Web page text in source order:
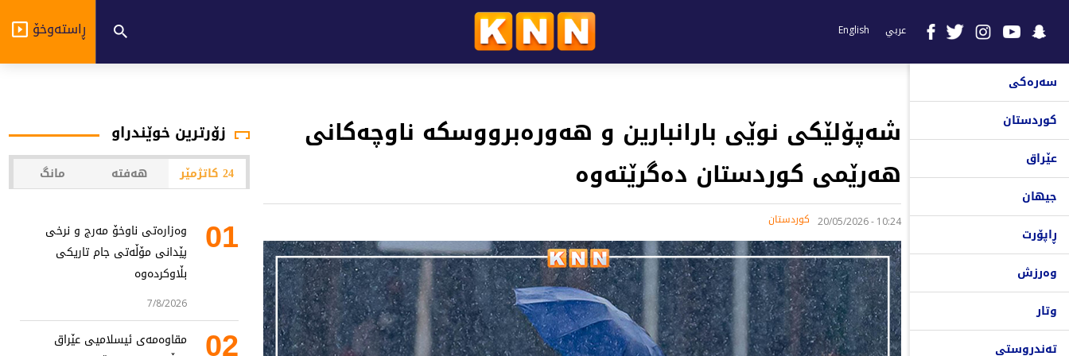
عربي English ڕاستەوخۆ
سەرەکی
کوردستان
عێراق
جیهان
ڕاپۆرت
وەرزش
وتار
تەندروستی
شەپۆلێکی نوێی بارانبارین و هەورەبرووسکە ناوچەکانی
هەرێمی کوردستان دەگرێتەوە
10:24 - 20/05/2026 کوردستان
زۆرترین خوێندراو
24 کاتژمێر هەفتە مانگ
01
وەزارەتی ناوخۆ مەرج و نرخی
پێدانی مۆڵەتی جام تاریکی
بڵاوکردەوە
7/8/2026
02
مقاوەمەی ئیسلامیی عێراق